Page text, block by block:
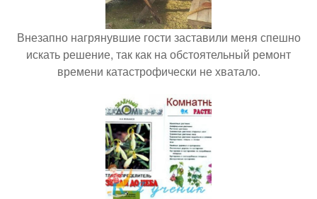
Внезапно нагрянувшие гости заставили меня спешно
искать решение, так как на обстоятельный ремонт
времени катастрофически не хватало.